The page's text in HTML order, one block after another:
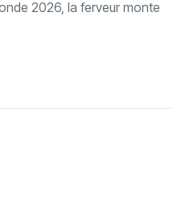
2026, la ferveur monte